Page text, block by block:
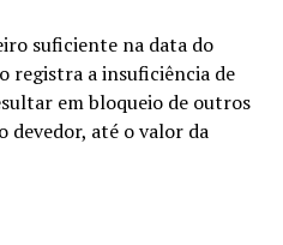
suficiente na data do
registra a insuficiência de
em bloqueio de outros
devedor, até o valor da